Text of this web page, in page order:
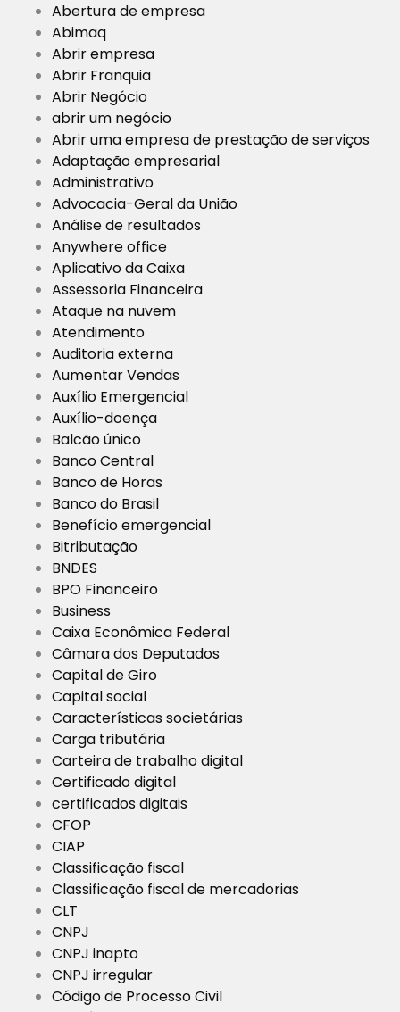
Abertura de empresa
Abimaq
Abrir empresa
Abrir Franquia
Abrir Negócio
abrir um negócio
Abrir uma empresa de prestação de serviços
Adaptação empresarial
Administrativo
Advocacia-Geral da União
Análise de resultados
Anywhere office
Aplicativo da Caixa
Assessoria Financeira
Ataque na nuvem
Atendimento
Auditoria externa
Aumentar Vendas
Auxílio Emergencial
Auxílio-doença
Balcão único
Banco Central
Banco de Horas
Banco do Brasil
Benefício emergencial
Bitributação
BNDES
BPO Financeiro
Business
Caixa Econômica Federal
Câmara dos Deputados
Capital de Giro
Capital social
Características societárias
Carga tributária
Carteira de trabalho digital
Certificado digital
certificados digitais
CFOP
CIAP
Classificação fiscal
Classificação fiscal de mercadorias
CLT
CNPJ
CNPJ inapto
CNPJ irregular
Código de Processo Civil